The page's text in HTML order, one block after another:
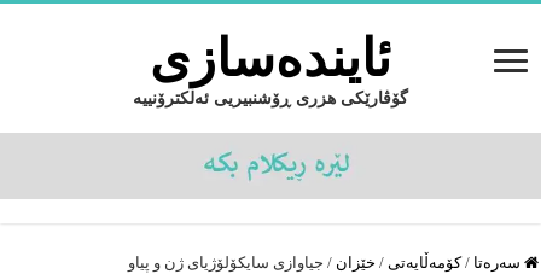
ئایندەسازى
گۆڤارێکی هزری ڕۆشنبیریی ئەلکترۆنییە
سەرەتا / کۆمەڵایەتى / خێزان / جیاوازی سایکۆلۆژیای ژن و پیاو